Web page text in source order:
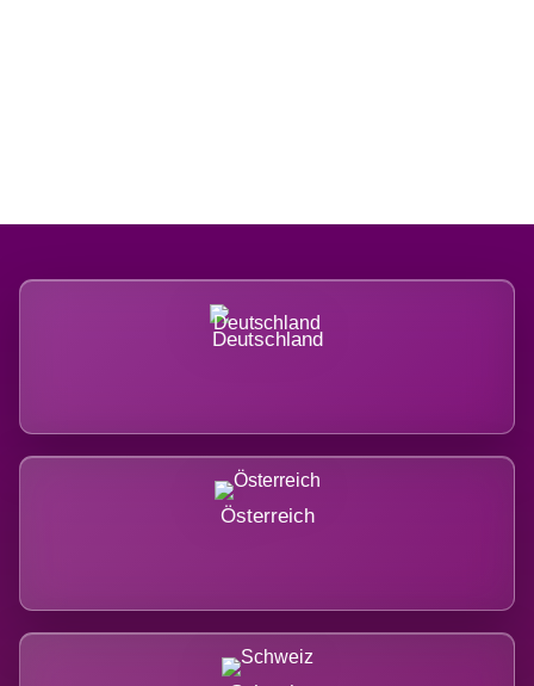
Deutschland
Österreich